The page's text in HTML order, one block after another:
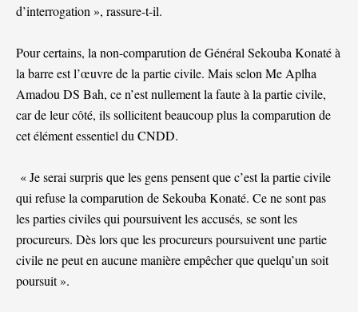
d’interrogation », rassure-t-il.
Pour certains, la non-comparution de Général Sekouba Konaté à
la barre est l’œuvre de la partie civile. Mais selon Me Aplha
Amadou DS Bah, ce n’est nullement la faute à la partie civile,
car de leur côté, ils sollicitent beaucoup plus la comparution de
cet élément essentiel du CNDD.
« Je serai surpris que les gens pensent que c’est la partie civile
qui refuse la comparution de Sekouba Konaté. Ce ne sont pas
les parties civiles qui poursuivent les accusés, se sont les
procureurs. Dès lors que les procureurs poursuivent une partie
civile ne peut en aucune manière empêcher que quelqu’un soit
poursuit ».